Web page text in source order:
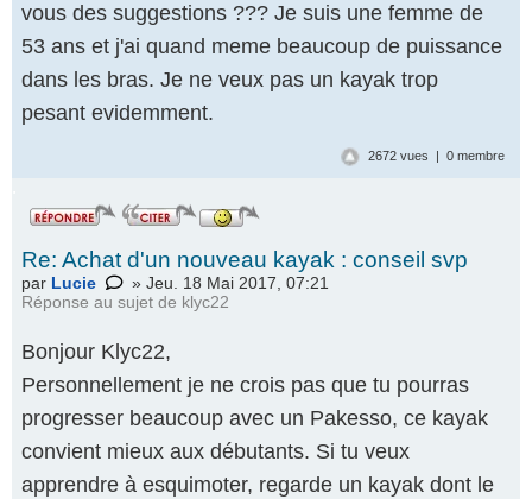
vous des suggestions ??? Je suis une femme de
53 ans et j'ai quand meme beaucoup de puissance
dans les bras. Je ne veux pas un kayak trop
pesant evidemment.
2672 vues | 0 membre
.
Re: Achat d'un nouveau kayak : conseil svp
par Lucie
» Jeu. 18 Mai 2017, 07:21
Réponse au sujet de klyc22
Bonjour Klyc22,
Personnellement je ne crois pas que tu pourras
progresser beaucoup avec un Pakesso, ce kayak
convient mieux aux débutants. Si tu veux
apprendre à esquimoter, regarde un kayak dont le